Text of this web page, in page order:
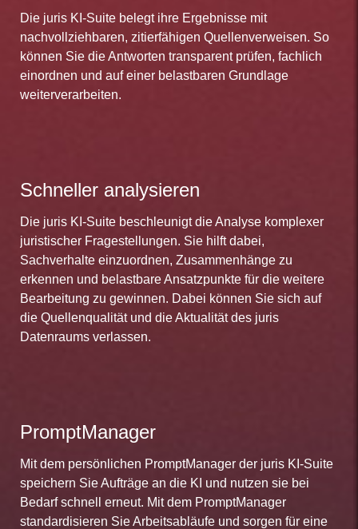
Die juris KI-Suite belegt ihre Ergebnisse mit
nachvollziehbaren, zitierfähigen Quellenverweisen. So
können Sie die Antworten transparent prüfen, fachlich
einordnen und auf einer belastbaren Grundlage
weiterverarbeiten.
Schneller analysieren
Die juris KI-Suite beschleunigt die Analyse komplexer
juristischer Fragestellungen. Sie hilft dabei,
Sachverhalte einzuordnen, Zusammenhänge zu
erkennen und belastbare Ansatzpunkte für die weitere
Bearbeitung zu gewinnen. Dabei können Sie sich auf
die Quellenqualität und die Aktualität des juris
Datenraums verlassen.
PromptManager
Mit dem persönlichen PromptManager der juris KI-Suite
speichern Sie Aufträge an die KI und nutzen sie bei
Bedarf schnell erneut. Mit dem PromptManager
standardisieren Sie Arbeitsabläufe und sorgen für eine